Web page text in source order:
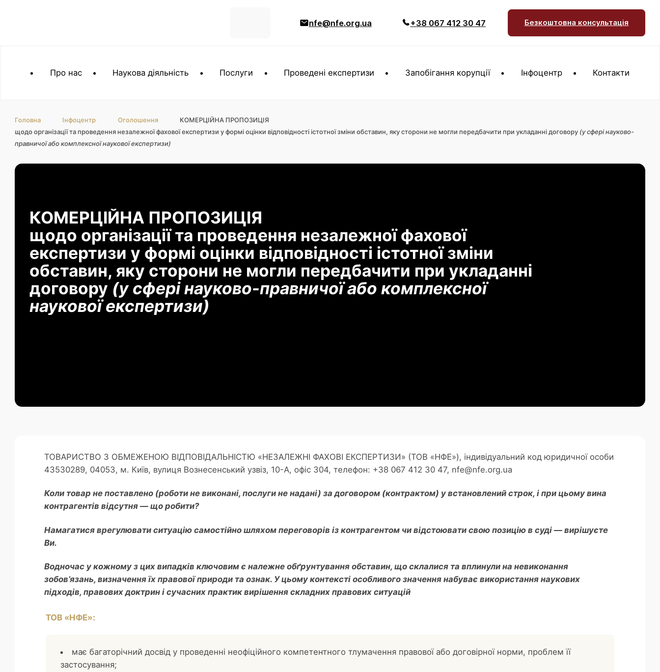
nfe@nfe.org.ua +38 067 412 30 47 Безкоштовна консультація
Про нас Наукова діяльність Послуги Проведені експертизи Запобігання корупції Інфоцентр Контакти
Головна Інфоцентр Оголошення
КОМЕРЦІЙНА ПРОПОЗИЦІЯ
щодо організації та проведення незалежної фахової експертизи у формі оцінки відповідності істотної зміни обставин, яку сторони не могли передбачити при укладанні договору (у сфері науково-
правничої або комплексної наукової експертизи)
КОМЕРЦІЙНА ПРОПОЗИЦІЯ
щодо організації та проведення незалежної фахової
експертизи у формі оцінки відповідності істотної зміни
обставин, яку сторони не могли передбачити при укладанні
договору (у сфері науково-правничої або комплексної
наукової експертизи)
ТОВАРИСТВО З ОБМЕЖЕНОЮ ВІДПОВІДАЛЬНІСТЮ «НЕЗАЛЕЖНІ ФАХОВІ ЕКСПЕРТИЗИ» (ТОВ «НФЕ»), індивідуальний код юридичної особи
43530289, 04053, м. Київ, вулиця Вознесенський узвіз, 10-А, офіс 304, телефон: +38 067 412 30 47, nfe@nfe.org.ua
Коли товар не поставлено (роботи не виконані, послуги не надані) за договором (контрактом) у встановлений строк, і при цьому вина
контрагентів відсутня — що робити?
Намагатися врегулювати ситуацію самостійно шляхом переговорів із контрагентом чи відстоювати свою позицію в суді — вирішуєте
Ви.
Водночас у кожному з цих випадків ключовим є належне обґрунтування обставин, що склалися та вплинули на невиконання
зобов’язань, визначення їх правової природи та ознак. У цьому контексті особливого значення набуває використання наукових
підходів, правових доктрин і сучасних практик вирішення складних правових ситуацій
ТОВ «НФЕ»:
має багаторічний досвід у проведенні неофіційного компетентного тлумачення правової або договірної норми, проблем її
застосування;